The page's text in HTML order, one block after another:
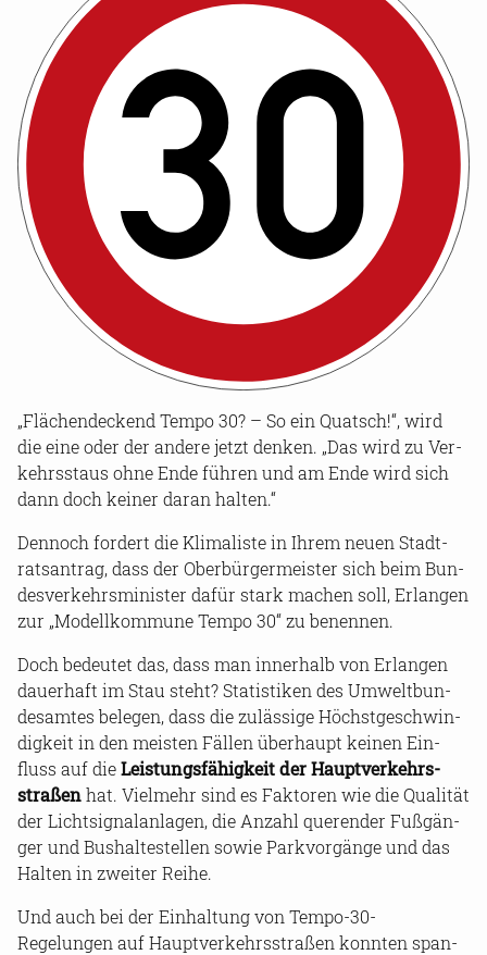
„Flä­chen­de­ckend Tempo 30? – So ein Quatsch!“, wird
die eine oder der an­de­re jetzt den­ken. „Das wird zu Ver­
kehrs­staus ohne Ende füh­ren und am Ende wird sich
dann doch kei­ner daran hal­ten.“
Den­noch for­dert die Kli­ma­lis­te in Ihrem neuen Stadt­
rats­an­trag, dass der Ober­bür­ger­meis­ter sich beim Bun­
des­ver­kehrs­mi­nis­ter dafür stark ma­chen soll, Er­lan­gen
zur „Mo­dell­kom­mu­ne Tempo 30“ zu be­nen­nen.
Doch be­deu­tet das, dass man in­ner­halb von Er­lan­gen
dau­er­haft im Stau steht? Sta­tis­ti­ken des Um­welt­bun­
des­am­tes be­le­gen, dass die zu­läs­si­ge Höchst­ge­schwin­
dig­keit in den meis­ten Fäl­len über­haupt kei­nen Ein­
fluss auf dieLeis­tungs­fä­hig­keit der Haupt­ver­kehrs­
stra­ßenhat. Viel­mehr sind es Fak­to­ren wie die Qua­li­tät
der Licht­si­gnal­an­la­gen, die An­zahl que­ren­der Fuß­gän­
ger und Bus­hal­te­stel­len sowie Park­vor­gän­ge und das
Hal­ten in zwei­ter Reihe.
Und auch bei der Ein­hal­tung von Tempo-​30-
Regelungen auf Haupt­ver­kehrs­stra­ßen konn­ten span­